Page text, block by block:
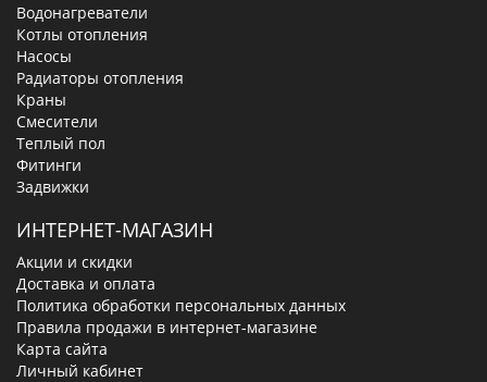
Водонагреватели
Котлы отопления
Насосы
Радиаторы отопления
Краны
Смесители
Теплый пол
Фитинги
Задвижки
ИНТЕРНЕТ-МАГАЗИН
Акции и скидки
Доставка и оплата
Политика обработки персональных данных
Правила продажи в интернет-магазине
Карта сайта
Личный кабинет